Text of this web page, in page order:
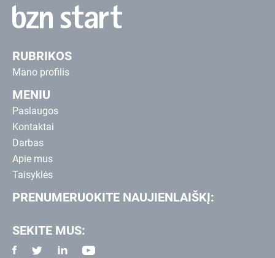
RUBRIKOS
Mano profilis
MENIU
Paslaugos
Kontaktai
Darbas
Apie mus
Taisyklės
PRENUMERUOKITE NAUJIENLAIŠKĮ:
SEKITE MUS: